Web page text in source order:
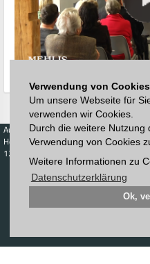
Verwendung von Cookies
Um unsere Webseite für
verwenden wir Cookies.
Durch die weitere Nutzung
Verwendung von Cookies
Weitere Informationen zu
Datenschutzerklärung
Ok,
Auktionen
Höchstzuschläge
123. Auktion
Zeitplan
Katalog
Blätterkatalog
Kaufen
Kalender
Auktionshaus